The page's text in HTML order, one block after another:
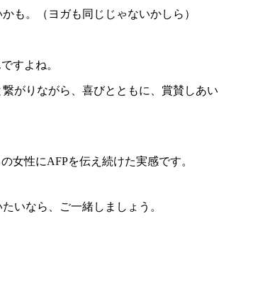
も。（ヨガも同じじゃないかしら）
すよね。
がりながら、喜びとともに、賞賛しあい
女性にAFPを伝え続けた実感です。
いなら、ご一緒しましょう。